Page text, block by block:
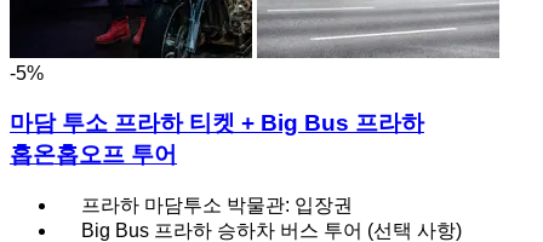
-5%
마담 투소 프라하 티켓 + Big Bus 프라하
홉온홉오프 투어
프라하 마담투소 박물관: 입장권
Big Bus 프라하 승하차 버스 투어 (선택 사항)